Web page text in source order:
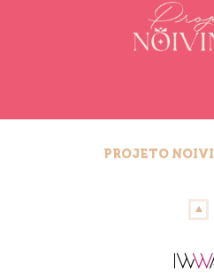
PROJETO